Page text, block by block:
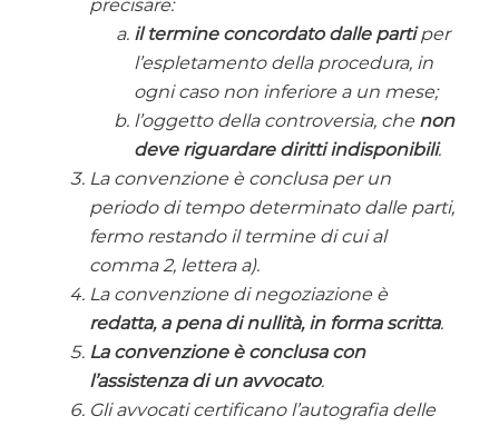
precisare:
il termine concordato dalle partiper
l’espletamento della procedura, in
ogni caso non inferiore a un mese;
l’oggetto della controversia, che non
deve riguardare diritti indisponibili.
La convenzione è conclusa per un
periodo di tempo determinato dalle parti,
fermo restando il termine di cui al
comma 2, lettera a).
La convenzione di negoziazione è
redatta, a pena di nullità, in forma scritta.
La convenzione è conclusa con
l’assistenza di un avvocato.
Gli avvocati certificano l’autografia delle